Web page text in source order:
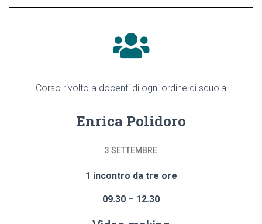
Corso rivolto a docenti di ogni ordine di scuola
Enrica Polidoro
3 SETTEMBRE
1 incontro da tre ore
09.30 – 12.30